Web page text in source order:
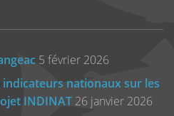
5 février 2026
nationaux sur les
INDINAT 26 janvier 2026